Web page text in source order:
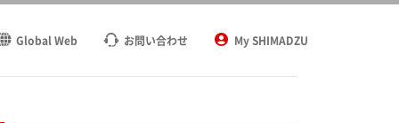
Global Web お問い合わせ My SHIMADZU